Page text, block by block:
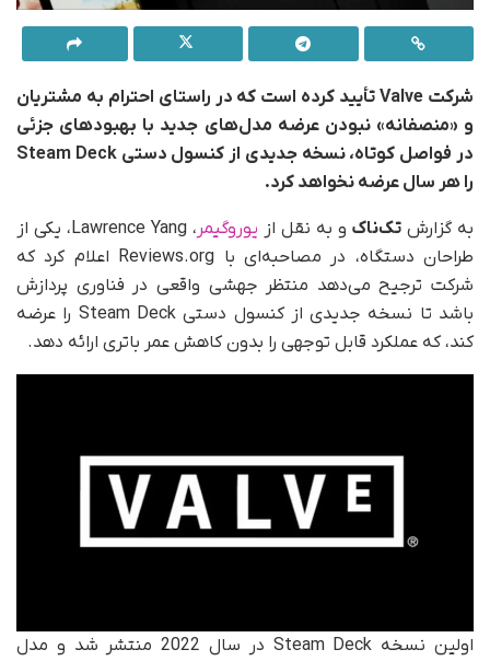
شرکت Valve تأیید کرده است که در راستای احترام به مشتریان
و «منصفانه» نبودن عرضه‌ مدل‌های جدید با بهبودهای جزئی
در فواصل کوتاه، نسخه‌ جدیدی از کنسول دستی Steam Deck
را هر سال عرضه نخواهد کرد.
به گزارش تک‌ناک و به نقل از یوروگیمر
، Lawrence Yang، یکی از
طراحان دستگاه، در مصاحبه‌ای با Reviews.org اعلام کرد که
شرکت ترجیح می‌دهد منتظر جهشی واقعی در فناوری پردازش
باشد تا نسخه‌ جدیدی از کنسول دستی Steam Deck را عرضه
کند، که عملکرد قابل‌ توجهی را بدون کاهش عمر باتری ارائه دهد.
اولین نسخه‌ Steam Deck در سال 2022 منتشر شد و مدل